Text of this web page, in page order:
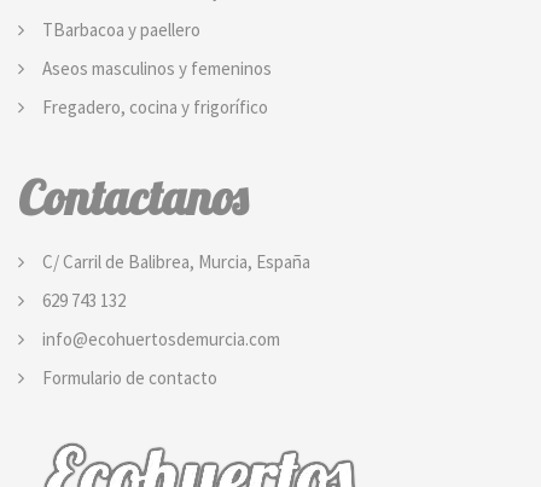
TBarbacoa y paellero
Aseos masculinos y femeninos
Fregadero, cocina y frigorífico
Contactanos
C/ Carril de Balibrea, Murcia, España
629 743 132
info@ecohuertosdemurcia.com
Formulario de contacto